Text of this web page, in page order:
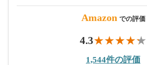
Amazon での評価
4.3
1,544件の評価